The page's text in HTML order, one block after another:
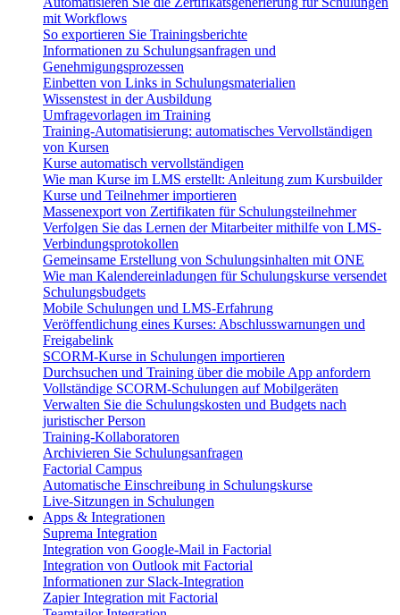
mit Workflows
So exportieren Sie Trainingsberichte
Informationen zu Schulungsanfragen und
Genehmigungsprozessen
Einbetten von Links in Schulungsmaterialien
Wissenstest in der Ausbildung
Umfragevorlagen im Training
Training-Automatisierung: automatisches Vervollständigen
von Kursen
Kurse automatisch vervollständigen
Wie man Kurse im LMS erstellt: Anleitung zum Kursbuilder
Kurse und Teilnehmer importieren
Massenexport von Zertifikaten für Schulungsteilnehmer
Verfolgen Sie das Lernen der Mitarbeiter mithilfe von LMS-
Verbindungsprotokollen
Gemeinsame Erstellung von Schulungsinhalten mit ONE
Wie man Kalendereinladungen für Schulungskurse versendet
Schulungsbudgets
Mobile Schulungen und LMS-Erfahrung
Veröffentlichung eines Kurses: Abschlusswarnungen und
Freigabelink
SCORM-Kurse in Schulungen importieren
Durchsuchen und Training über die mobile App anfordern
Vollständige SCORM-Schulungen auf Mobilgeräten
Verwalten Sie die Schulungskosten und Budgets nach
juristischer Person
Training-Kollaboratoren
Archivieren Sie Schulungsanfragen
Factorial Campus
Automatische Einschreibung in Schulungskurse
Live-Sitzungen in Schulungen
Apps & Integrationen
Suprema Integration
Integration von Google-Mail in Factorial
Integration von Outlook mit Factorial
Informationen zur Slack-Integration
Zapier Integration mit Factorial